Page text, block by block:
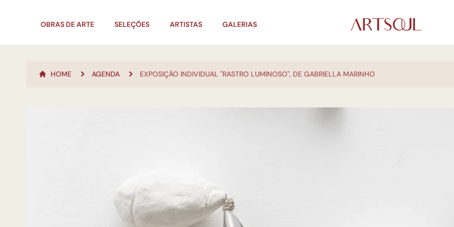
OBRAS DE ARTE SELEÇÕES ARTISTAS GALERIAS
HOME AGENDA EXPOSIÇÃO INDIVIDUAL "RASTRO LUMINOSO", DE GABRIELLA MARINHO